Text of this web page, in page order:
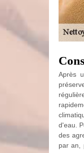
Après
d'eau.
des
par an,